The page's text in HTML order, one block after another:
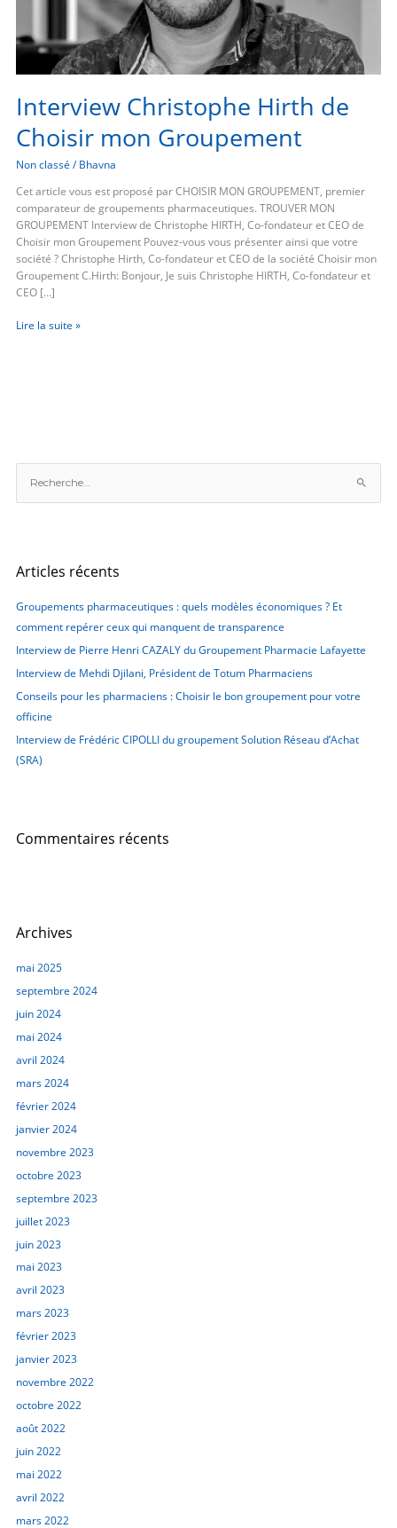
Interview Christophe Hirth de
Choisir mon Groupement
Non classé /Bhavna
Cet article vous est proposé par CHOISIR MON GROUPEMENT, premier
comparateur de groupements pharmaceutiques. TROUVER MON
GROUPEMENT Interview de Christophe HIRTH, Co-fondateur et CEO de
Choisir mon Groupement Pouvez-vous vous présenter ainsi que votre
société ? Christophe Hirth, Co-fondateur et CEO de la société Choisir mon
Groupement C.Hirth: Bonjour, Je suis Christophe HIRTH, Co-fondateur et
CEO […]
Lire la suite »
e
e
c
h
e
r
Articles récents
Groupements pharmaceutiques : quels modèles économiques ? Et
comment repérer ceux qui manquent de transparence
Interview de Pierre Henri CAZALY du Groupement Pharmacie Lafayette
Interview de Mehdi Djilani, Président de Totum Pharmaciens
Conseils pour les pharmaciens : Choisir le bon groupement pour votre
officine
Interview de Frédéric CIPOLLI du groupement Solution Réseau d’Achat
(SRA)
Commentaires récents
Archives
mai 2025
septembre 2024
juin 2024
mai 2024
avril 2024
mars 2024
février 2024
janvier 2024
novembre 2023
octobre 2023
septembre 2023
juillet 2023
juin 2023
mai 2023
avril 2023
mars 2023
février 2023
janvier 2023
novembre 2022
octobre 2022
août 2022
juin 2022
mai 2022
avril 2022
mars 2022